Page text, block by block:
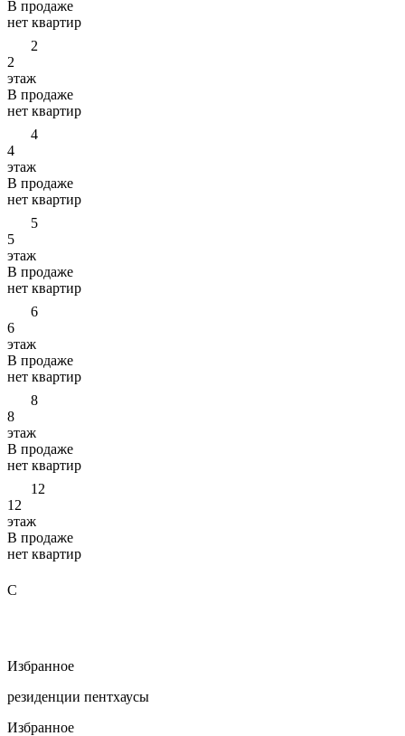
В продаже
нет квартир
2
2
этаж
В продаже
нет квартир
4
4
этаж
В продаже
нет квартир
5
5
этаж
В продаже
нет квартир
6
6
этаж
В продаже
нет квартир
8
8
этаж
В продаже
нет квартир
12
12
этаж
В продаже
нет квартир
C
Избранное
резиденции пентхаусы
Избранное